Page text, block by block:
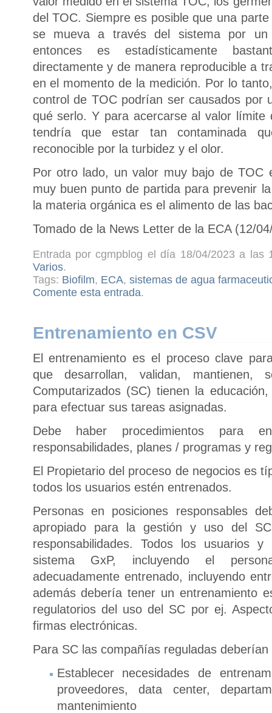
del TOC. Siempre es posible que una
se mueva a través del sistema por un
entonces es estadísticamente
directamente y de manera reproducible a
en el momento de la medición. Por lo
control de TOC podrían ser causados por
qué serlo. Y para acercarse al valor
tendría que estar tan contaminada
reconocible por la turbidez y el olor.
Por otro lado, un valor muy bajo de TOC
muy buen punto de partida para prevenir
la materia orgánica es el alimento de las
Tomado de la News Letter de la ECA (12/
Entrada por cgmpblog el día 18/04/2023 a
Varios.
Tags: Biofilm, ECA, sistemas de agua
Comente esta entrada.
Entrenamiento en CSV
El entrenamiento es el proceso clave
que desarrollan, validan, mantienen,
Computarizados (SC) tienen la
para efectuar sus tareas asignadas.
Debe haber procedimientos para
responsabilidades, planes / programas y
El Propietario del proceso de negocios es
todos los usuarios estén entrenados.
Personas en posiciones responsables
apropiado para la gestión y uso del
responsabilidades. Todos los usuarios
sistema GxP, incluyendo el
adecuadamente entrenado, incluyendo
además debería tener un entrenamiento
regulatorios del uso del SC por ej.
firmas electrónicas.
Para SC las compañías reguladas deberían
Establecer necesidades de
proveedores, data center,
mantenimiento